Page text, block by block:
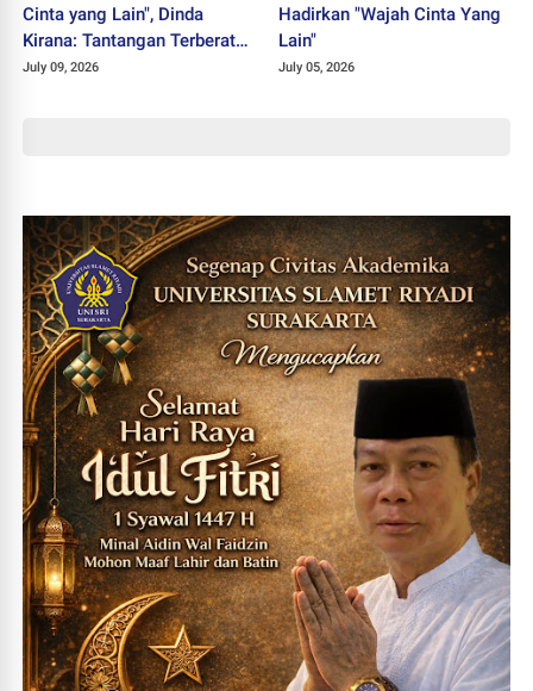
Cinta yang Lain", Dinda
Kirana: Tantangan Terberat
Selama Berkarier
July 09, 2026
Hadirkan "Wajah Cinta Yang
Lain"
July 05, 2026